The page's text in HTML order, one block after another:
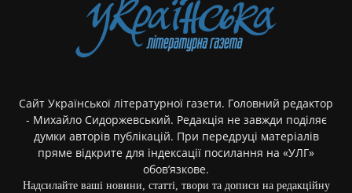
Сайт Української літературної газети. Головний редактор
- Михайло Сидоржевський. Редакція не завжди поділяє
думки авторів публікацій. При передруці матеріалів
пряме відкрите для індексації посилання на «УЛГ»
обов’язкове.
Надсилайте ваші новини, статті, твори та дописи на редакційну